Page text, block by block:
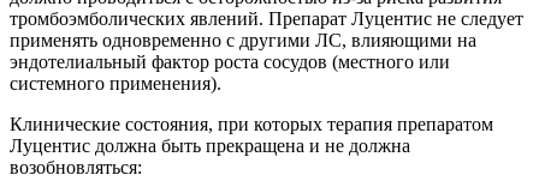
тромбоэмболических явлений. Препарат Луцентис не следует
применять одновременно с другими ЛС, влияющими на
эндотелиальный фактор роста сосудов (местного или
системного применения).
Клинические состояния, при которых терапия препаратом
Луцентис должна быть прекращена и не должна
возобновляться: